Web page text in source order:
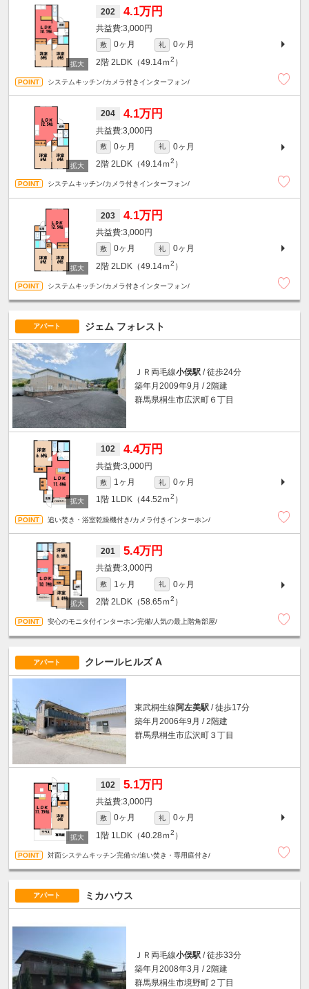
202 4.1万円
3,000円
敷 0ヶ月 礼
0ヶ月
2階 2LDK（49.14ｍ2 ）
システムキッチン/カメラ付きインターフォン/
204 4.1万円
3,000円
敷 0ヶ月 礼
0ヶ月
2階 2LDK（49.14ｍ2 ）
システムキッチン/カメラ付きインターフォン/
203 4.1万円
3,000円
敷 0ヶ月 礼
0ヶ月
2階 2LDK（49.14ｍ2 ）
システムキッチン/カメラ付きインターフォン/
アパート ジェム フォレスト
ＪＲ両毛線小俣駅 / 徒歩24分
築年月2009年9月 / 2階建
群馬県桐生市広沢町６丁目
102 4.4万円
3,000円
敷 1ヶ月 礼
0ヶ月
1階 1LDK（44.52ｍ2 ）
追い焚き・浴室乾燥機付き/カメラ付きインターホン/
201 5.4万円
3,000円
敷 1ヶ月 礼
0ヶ月
2階 2LDK（58.65ｍ2 ）
安心のモニタ付インターホン完備/人気の最上階角部屋/
アパート クレールヒルズ A
東武桐生線阿左美駅 / 徒歩17分
築年月2006年9月 / 2階建
群馬県桐生市広沢町３丁目
102 5.1万円
3,000円
敷 0ヶ月 礼
0ヶ月
1階 1LDK（40.28ｍ2 ）
対面システムキッチン完備☆/追い焚き・専用庭付き/
アパート ミカハウス
ＪＲ両毛線小俣駅 / 徒歩33分
築年月2008年3月 / 2階建
群馬県桐生市境野町２丁目